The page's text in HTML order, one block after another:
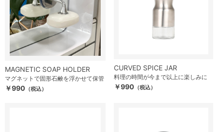
MAGNETIC SOAP HOLDER
マグネットで固形石鹸を浮かせて保管
￥990 （税込）
CURVED SPICE JAR
料理の時間が今まで以上に楽しみに
￥990 （税込）